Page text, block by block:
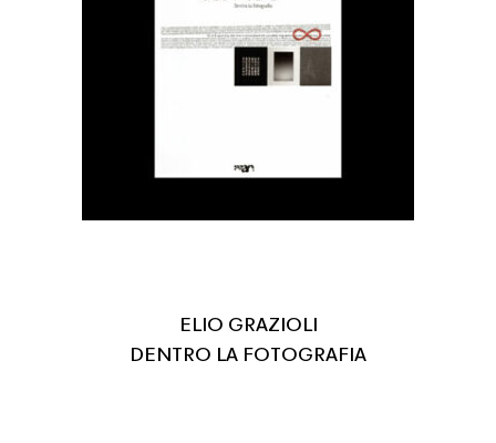
ELIO GRAZIOLI
DENTRO LA FOTOGRAFIA